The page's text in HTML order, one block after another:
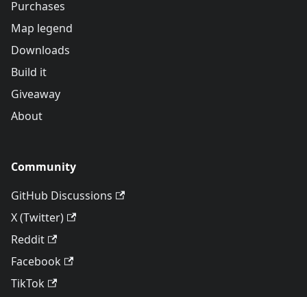
Purchases
Map legend
Downloads
Build it
Giveaway
About
Community
GitHub Discussions
X (Twitter)
Reddit
Facebook
TikTok